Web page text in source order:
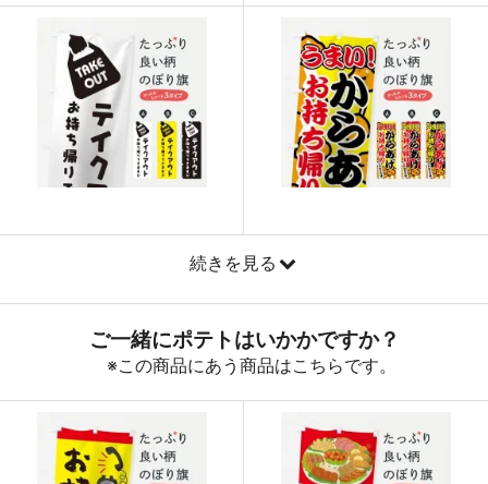
29 905 26245
902 27060
901 27931
899 28768
897 29601
893
888 32856
887 33706
40 883 35320
続きを見る